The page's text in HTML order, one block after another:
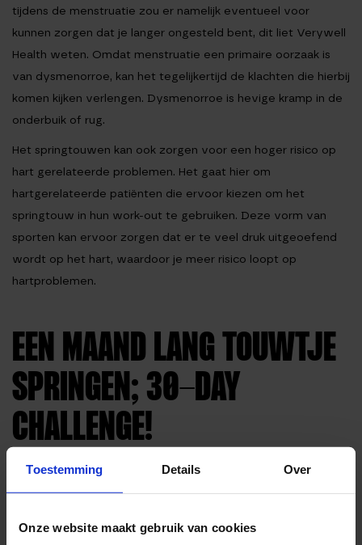
Toestemming Details Over
Onze website maakt gebruik van cookies
tijdens de menstruatie zou er namelijk eventueel voor
kunnen zorgen dat je langer ongesteld bent, dit liet Verywell
Health weten. Omdat menstruatie een primaire oorzaak is
van dysmenorroe, kan het tegelijkertijd de klachten die hierbij
komen kijken verlengen. Dysmenorroe is hevige kramp in de
onderbuik of rug.
Het springtouwen kan ook zorgen voor een hoger risico op
hart gerelateerde problemen. Het gaat hier om
hartgerelateerde patiënten die ervoor kiezen om het
springtouw in hun work-out te gebruiken. Deze vorm van
sporten kan ervoor zorgen dat er te veel druk uitgeoefend
wordt op het hart, waardoor je meer risico loopt op
hartproblemen.
EEN MAAND LANG TOUWTJE
SPRINGEN; 30-DAY
CHALLENGE!
Wil je dan toch elke dag touwtje springen? Dan kan je het
beste eerst beginnen met een 30-day challenge. Een maand
komen of dit dé workout voor jou is én welke effecten het